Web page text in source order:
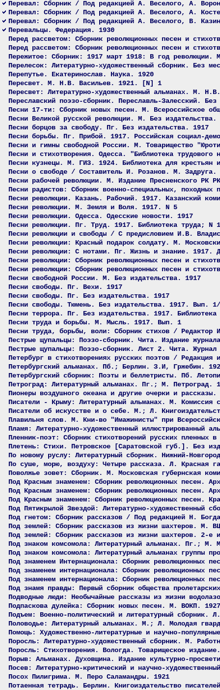
Перевал: Сборник / Под редакцией А. Веселого, А.
Перевал: Сборник / Под редакцией А. Веселого, А.
Перевал: Сборник / Под редакцией А. Веселого, В.
Перевальцы. Федерация. 1930
Перед рассветом: Сборник революционных песен и
Перед рассветом: Сборник революционных песен и
Пережитое: Сборник: 1917 март 1918: В год
Перелесок: Литературно-художественный сборник. Без
Перепутье. Екатеринослав. Наука. 1920
Пересвет. М. Н.В. Васильев. 1921. [N] 1
Пересвет: Литературно-художественный альманах. М.
Переславский поэзо-сборник. Переславль-Залесский.
Песни 17-ти: Сборник новых песен. М. Всероссийское
Песни Великой русской революции. М. Без издательства.
Песни борцов за свободу. Пг. Без издательства. 1917
Песни борьбы. Пг. Прибой. 1917. Российская социал-
Песни и гимны свободной России. М. Товарищество
Песни и стихотворения. Одесса. "Библиотека
Песни кузнецы. М. ГИЗ. 1924. Библиотека для крестьян
Песни о свободе / Составитель И. Розанов. М. Задруга.
Песни рабочей революции. М. Издание Пресненского РК
Песни радистов: Сборник военно-специальных,
Песни революции. Казань. Рабочий. 1917. Казанский
Песни революции. М. Земля и Воля. 1917. N 5
Песни революции. Одесса. Одесские новости. 1917
Песни революции. Пг. Труд. 1917. Библиотека труда; N 1
Песни революции и свободы / С предисловием И.В.
Песни революции: Красный подарок солдату. М.
Песни революции: С нотами. Пг. Жизнь и знание. 1917.
Песни революции: Сборник революционных песен и
Песни революции: Сборник революционных песен и
Песни свободной России. М. Без издательства. 1917
Песни свободы. Пг. Вехи. 1917
Песни свободы. Пг. Без издательства. 1917
Песни свободы. Тюмень. Без издательства. 1917. Вып.
Песни террора. Пг. Без издательства. 1917. Библиотека
Песни труда и борьбы. М. Мысль. 1917. Вып. 1
Песни труда, борьбы, воли: Сборник стихов /
Пестрые щупальцы: Поэзо-сборник. Чита. Издание
Пестрые щупальцы: Поэзо-сборник. Лист 2. Чита.
Петербург в стихотворениях русских поэтов /
Петербургский альманах. Пб.; Берлин. З.И, Гржебин.
Петербургский сборник: Поэты и беллетристы. Пб.
Петроград: Литературный альманах. Пг.; М. Петроград.
Пионеры воздушного океана и другие очерки и
Писатели - Крыму: Литературный альманах. М. Комиссия
Писатели об искусстве и о себе. М.; Л.
Плавильня слов. М. Кни-во "Имажинисты" при
Пламя: Литературно-художественный иллюстрированный
Пленник-поэт: Сборник стихотворений русских
Плетень: Стихи. Петровское [Саратовской губ.]. Без
По новому руслу: Литературный сборник. Нижний-
По суше, морю, воздуху: Четыре рассказа. Л. Красная
Поволжье зовет: Сборник. М. Московская губернская
Под Красным знаменем: Сборник революционных песен.
Под Красным знаменем: Сборник революционных песен.
Под Красным знаменем: Сборник революционных песен.
Под Пятикрылой Звездой: Литературно-художественный
Под гнетом: Сборник рассказов / Под редакцией Н.
Под землей: Сборник рассказов из жизни шахтеров. М.
Под землей: Сборник рассказов из жизни шахтеров. 2-е
Под знаком комсомола: Литературный альманах. Пг.; М.
Под знаком комсомола: Литературный альманах группы
Под знаменем Интернационала: Сборник революционных
Под знаменем интернационала: Сборник революционных
Под знаменем интернационала: Сборник революционных
Под знамя правды: Первый сборник общества
Подводные люди: Необычайные рассказы из жизни
Подпаскова дулейка: Сборник новых песен. М. ВОКП.
Подъем: Военно-политический и литературный сборник.
Половодье: Литературный альманах. М.; Л. Молодая
Помощь: Художественно-литературные и научно-
Поросль: Литературно-художественный сборник. М.
Поросль: Стихотворения. Вологда. Товарищеское
Порыв: Альманах. Духовщина. Издание культурно-
Посев: Литературно-критический и научно-
Посох Пилигрима. М. Перо Саламандры. 1921
Потаенная тетрадь. Берлин. Книгоиздательство